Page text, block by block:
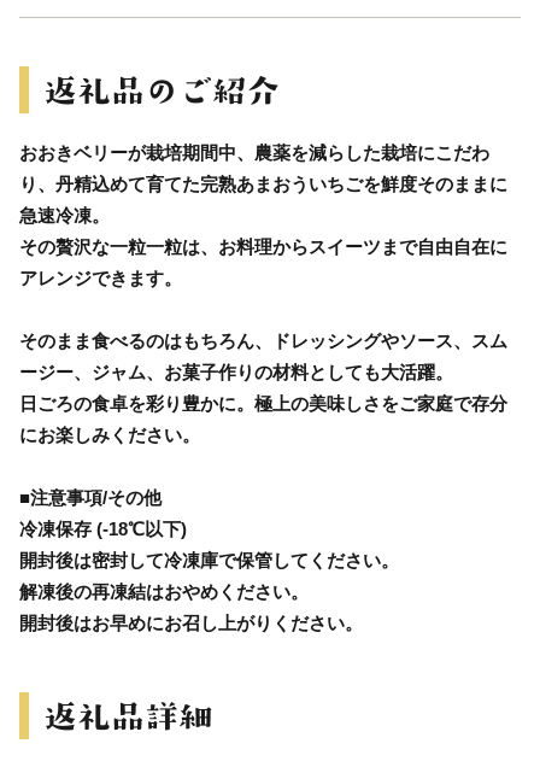
おおきベリーが栽培期間中、農薬を減らした栽培にこだわ
り、丹精込めて育てた完熟あまおういちごを鮮度そのままに
急速冷凍。
その贅沢な一粒一粒は、お料理からスイーツまで自由自在に
アレンジできます。
そのまま食べるのはもちろん、ドレッシングやソース、スム
ージー、ジャム、お菓子作りの材料としても大活躍。
日ごろの食卓を彩り豊かに。極上の美味しさをご家庭で存分
にお楽しみください。
■注意事項/その他
冷凍保存 (-18℃以下)
開封後は密封して冷凍庫で保管してください。
解凍後の再凍結はおやめください。
開封後はお早めにお召し上がりください。